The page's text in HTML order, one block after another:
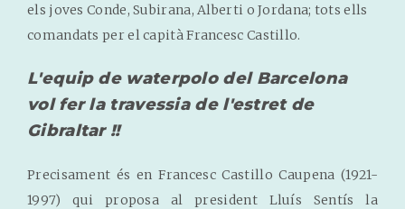
els joves Conde, Subirana, Alberti o Jordana; tots ells
comandats per el capità Francesc Castillo.
L'equip de waterpolo del Barcelona
vol fer la travessia de l'estret de
Gibraltar !!
Precisament és en Francesc Castillo Caupena (1921-
1997) qui proposa al president Lluís Sentís la